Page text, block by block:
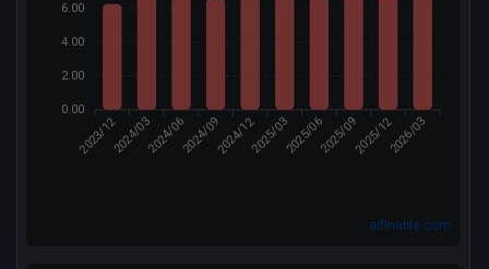
6.00
4.00
2.00
0.00
2023/122024/032024/062024/092024/122025/032025/062025/092025/122026/03
aifinable.com